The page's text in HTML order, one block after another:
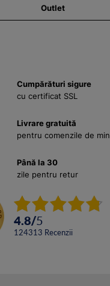
Outlet
Cumpărături sigure
cu certificat SSL
Livrare gratuită
pentru comenzile de
Până la 30
zile pentru retur
4.8/5
124313 Recenzii